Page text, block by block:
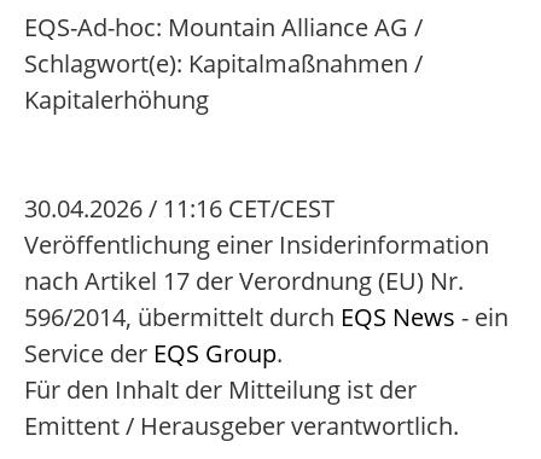
EQS-Ad-hoc: Mountain Alliance AG /
Schlagwort(e): Kapitalmaßnahmen /
Kapitalerhöhung
30.04.2026 / 11:16 CET/CEST
Veröffentlichung einer Insiderinformation
nach Artikel 17 der Verordnung (EU) Nr.
596/2014, übermittelt durch EQS News - ein
Service der EQS Group.
Für den Inhalt der Mitteilung ist der
Emittent / Herausgeber verantwortlich.